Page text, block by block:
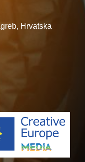
Hrvatska